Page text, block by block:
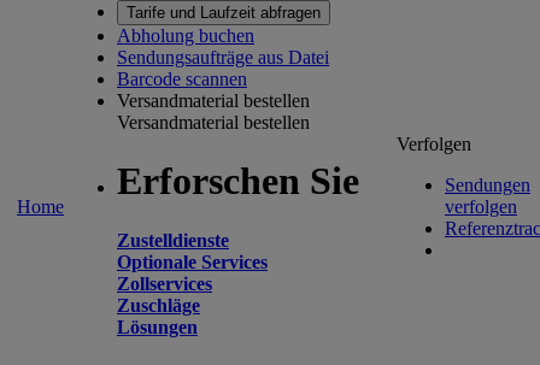
Home
Tarife und Laufzeit abfragen
Abholung buchen
Sendungsaufträge aus Datei
Barcode scannen
Versandmaterial bestellen
Versandmaterial bestellen
Erforschen Sie
Zustelldienste
Optionale Services
Zollservices
Zuschläge
Lösungen
Verfolgen
Sendungen
verfolgen